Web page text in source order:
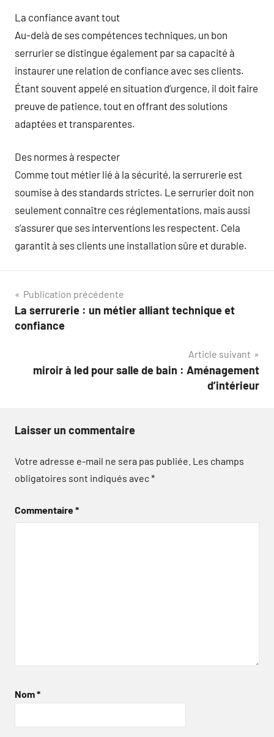
La confiance avant tout
Au-delà de ses compétences techniques, un bon
serrurier se distingue également par sa capacité à
instaurer une relation de confiance avec ses clients.
Étant souvent appelé en situation d’urgence, il doit faire
preuve de patience, tout en offrant des solutions
adaptées et transparentes.
Des normes à respecter
Comme tout métier lié à la sécurité, la serrurerie est
soumise à des standards strictes. Le serrurier doit non
seulement connaître ces réglementations, mais aussi
s’assurer que ses interventions les respectent. Cela
garantit à ses clients une installation sûre et durable.
Navigation
de
Publication précédente
La serrurerie : un métier alliant technique et
confiance
Article suivant
miroir à led pour salle de bain : Aménagement
d’intérieur
Laisser un commentaire
Votre adresse e-mail ne sera pas publiée. Les champs
obligatoires sont indiqués avec*
Commentaire*
Nom*